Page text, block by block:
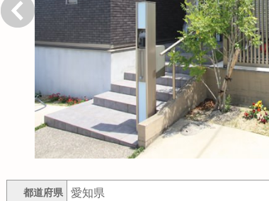
都道府県 愛知県